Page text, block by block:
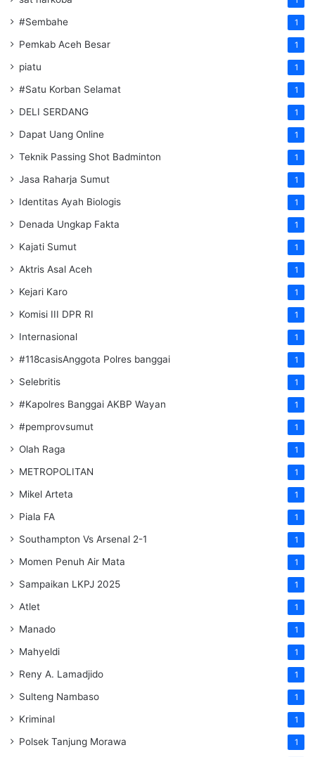
#Sembahe 1
Pemkab Aceh Besar 1
piatu 1
#Satu Korban Selamat 1
DELI SERDANG 1
Dapat Uang Online 1
Teknik Passing Shot Badminton 1
Jasa Raharja Sumut 1
Identitas Ayah Biologis 1
Denada Ungkap Fakta 1
Kajati Sumut 1
Aktris Asal Aceh 1
Kejari Karo 1
Komisi III DPR RI 1
Internasional 1
#118casisAnggota Polres banggai 1
Selebritis 1
#Kapolres Banggai AKBP Wayan 1
#pemprovsumut 1
Olah Raga 1
METROPOLITAN 1
Mikel Arteta 1
Piala FA 1
Southampton Vs Arsenal 2-1 1
Momen Penuh Air Mata 1
Sampaikan LKPJ 2025 1
Atlet 1
Manado 1
Mahyeldi 1
Reny A. Lamadjido 1
Sulteng Nambaso 1
Kriminal 1
Polsek Tanjung Morawa 1